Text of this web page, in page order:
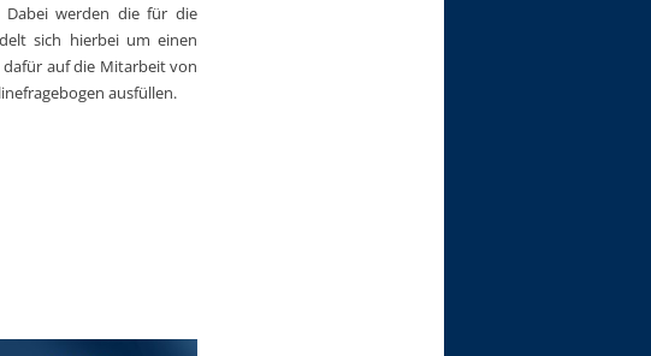
Dabei werden die für die
sich hierbei um einen
dafür auf die Mitarbeit von
ausfüllen.